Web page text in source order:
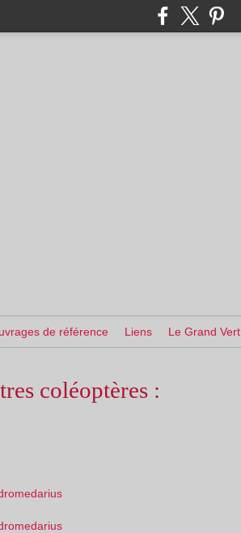
de référence Liens Le Grand Vert
coléoptères :